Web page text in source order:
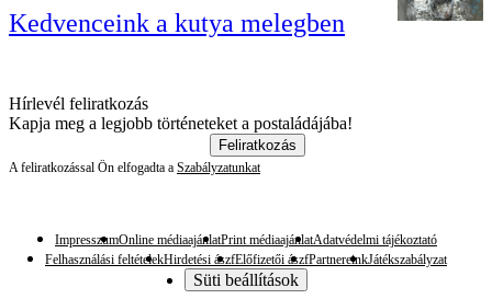
Kedvenceink a kutya melegben
Hírlevél feliratkozás
Kapja meg a legjobb történeteket a postaládájába!
Feliratkozás
A feliratkozással Ön elfogadta a Szabályzatunkat
ImpresszumOnline médiaajánlatPrint médiaajánlatAdatvédelmi tájékoztató
Felhasználási feltételekHirdetési ászfElőfizetői ászfPartnereinkJátékszabályzat
Süti beállítások